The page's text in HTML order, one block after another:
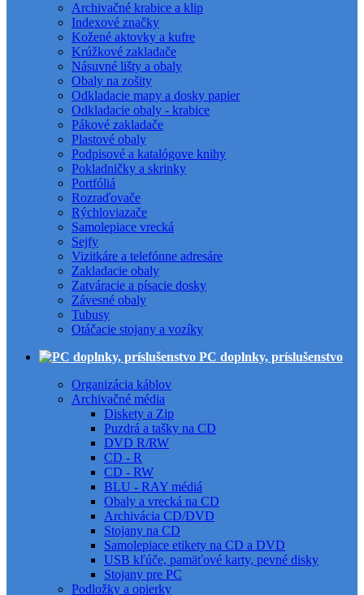
Archivačné krabice a klip
Indexové značky
Kožené aktovky a kufre
Krúžkové zakladače
Násuvné lišty a obaly
Obaly na zošity
Odkladacie mapy a dosky papier
Odkladacie obaly - krabice
Pákové zakladače
Plastové obaly
Podpisové a katalógove knihy
Pokladničky a skrinky
Portfóliá
Rozraďovače
Rýchloviazače
Samolepiace vrecká
Sejfy
Vizitkáre a telefónne adresáre
Zakladacie obaly
Zatváracie a písacie dosky
Závesné obaly
Tubusy
Otáčacie stojany a vozíky
PC doplnky, príslušenstvo
Organizácia káblov
Archivačné média
Diskety a Zip
Puzdrá a tašky na CD
DVD R/RW
CD - R
CD - RW
BLU - RAY médiá
Obaly a vrecká na CD
Archivácia CD/DVD
Stojany na CD
Samolepiace etikety na CD a DVD
USB kľúče, pamäťové karty, pevné disky
Stojany pre PC
Podložky a opierky